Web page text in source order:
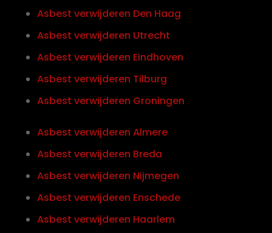
Asbest verwijderen Den Haag
Asbest verwijderen Utrecht
Asbest verwijderen Eindhoven
Asbest verwijderen Tilburg
Asbest verwijderen Groningen
Asbest verwijderen Almere
Asbest verwijderen Breda
Asbest verwijderen Nijmegen
Asbest verwijderen Enschede
Asbest verwijderen Haarlem